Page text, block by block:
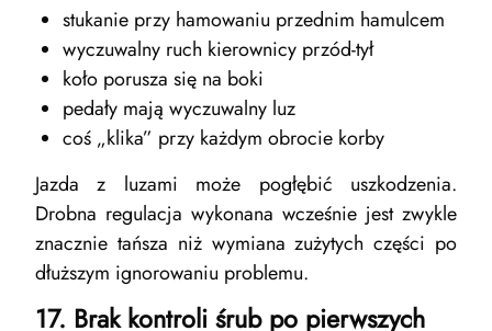
stukanie przy hamowaniu przednim hamulcem
wyczuwalny ruch kierownicy przód-tył
koło porusza się na boki
pedały mają wyczuwalny luz
coś „klika” przy każdym obrocie korby
Jazda z luzami może pogłębić uszkodzenia.
Drobna regulacja wykonana wcześnie jest zwykle
znacznie tańsza niż wymiana zużytych części po
dłuższym ignorowaniu problemu.
17. Brak kontroli śrub po pierwszych